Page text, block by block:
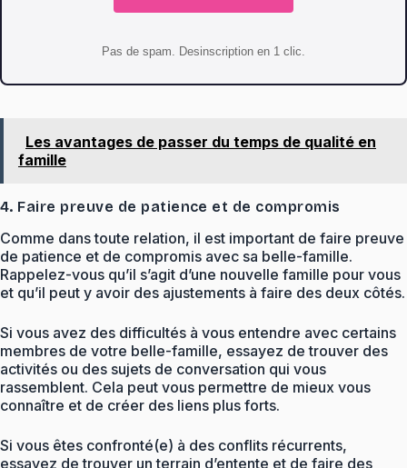
Pas de spam. Desinscription en 1 clic.
Les avantages de passer du temps de qualité en
famille
4. Faire preuve de patience et de compromis
Comme dans toute relation, il est important de faire preuve
de patience et de compromis avec sa belle-famille.
Rappelez-vous qu’il s’agit d’une nouvelle famille pour vous
et qu’il peut y avoir des ajustements à faire des deux côtés.
Si vous avez des difficultés à vous entendre avec certains
membres de votre belle-famille, essayez de trouver des
activités ou des sujets de conversation qui vous
rassemblent. Cela peut vous permettre de mieux vous
connaître et de créer des liens plus forts.
Si vous êtes confronté(e) à des conflits récurrents,
essayez de trouver un terrain d’entente et de faire des